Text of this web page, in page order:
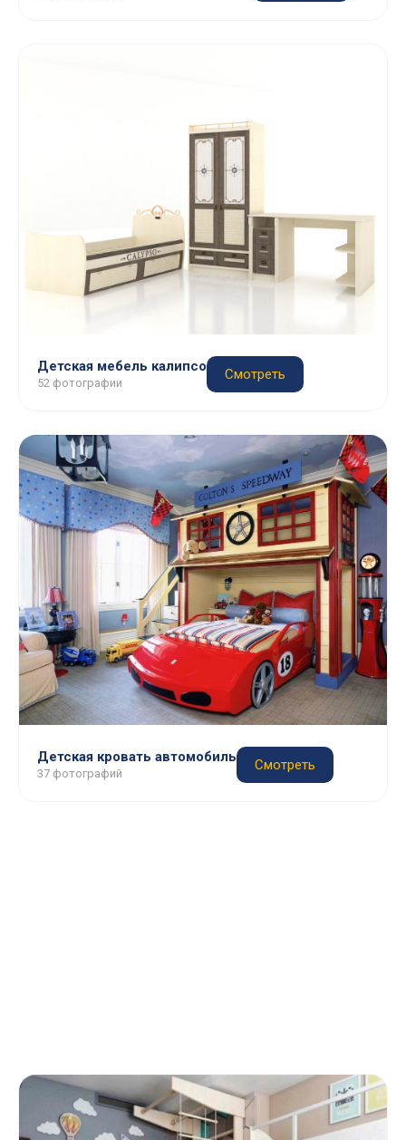
Детская мебель калипсо
52 фотографии
Смотреть
Детская кровать автомобиль
37 фотографий
Смотреть